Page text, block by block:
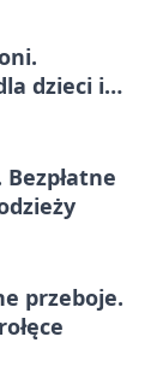
dzieci i
przeboje.